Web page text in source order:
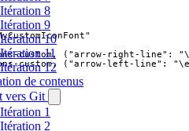
Itération 8
Itération 9
Itération 10
Itération 11
Itération 12
de contenus
vers Git
Itération 1
Itération 2
custom, ("arrow-right-line":
custom, ("arrow-left-line":